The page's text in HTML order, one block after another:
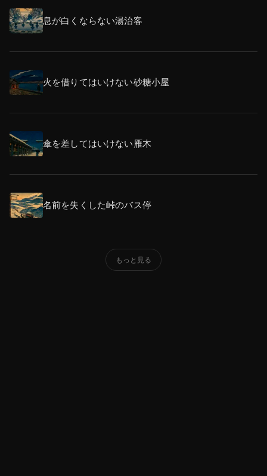
息が白くならない湯治客
火を借りてはいけない砂糖小屋
傘を差してはいけない雁木
名前を失くした峠のバス停
もっと見る